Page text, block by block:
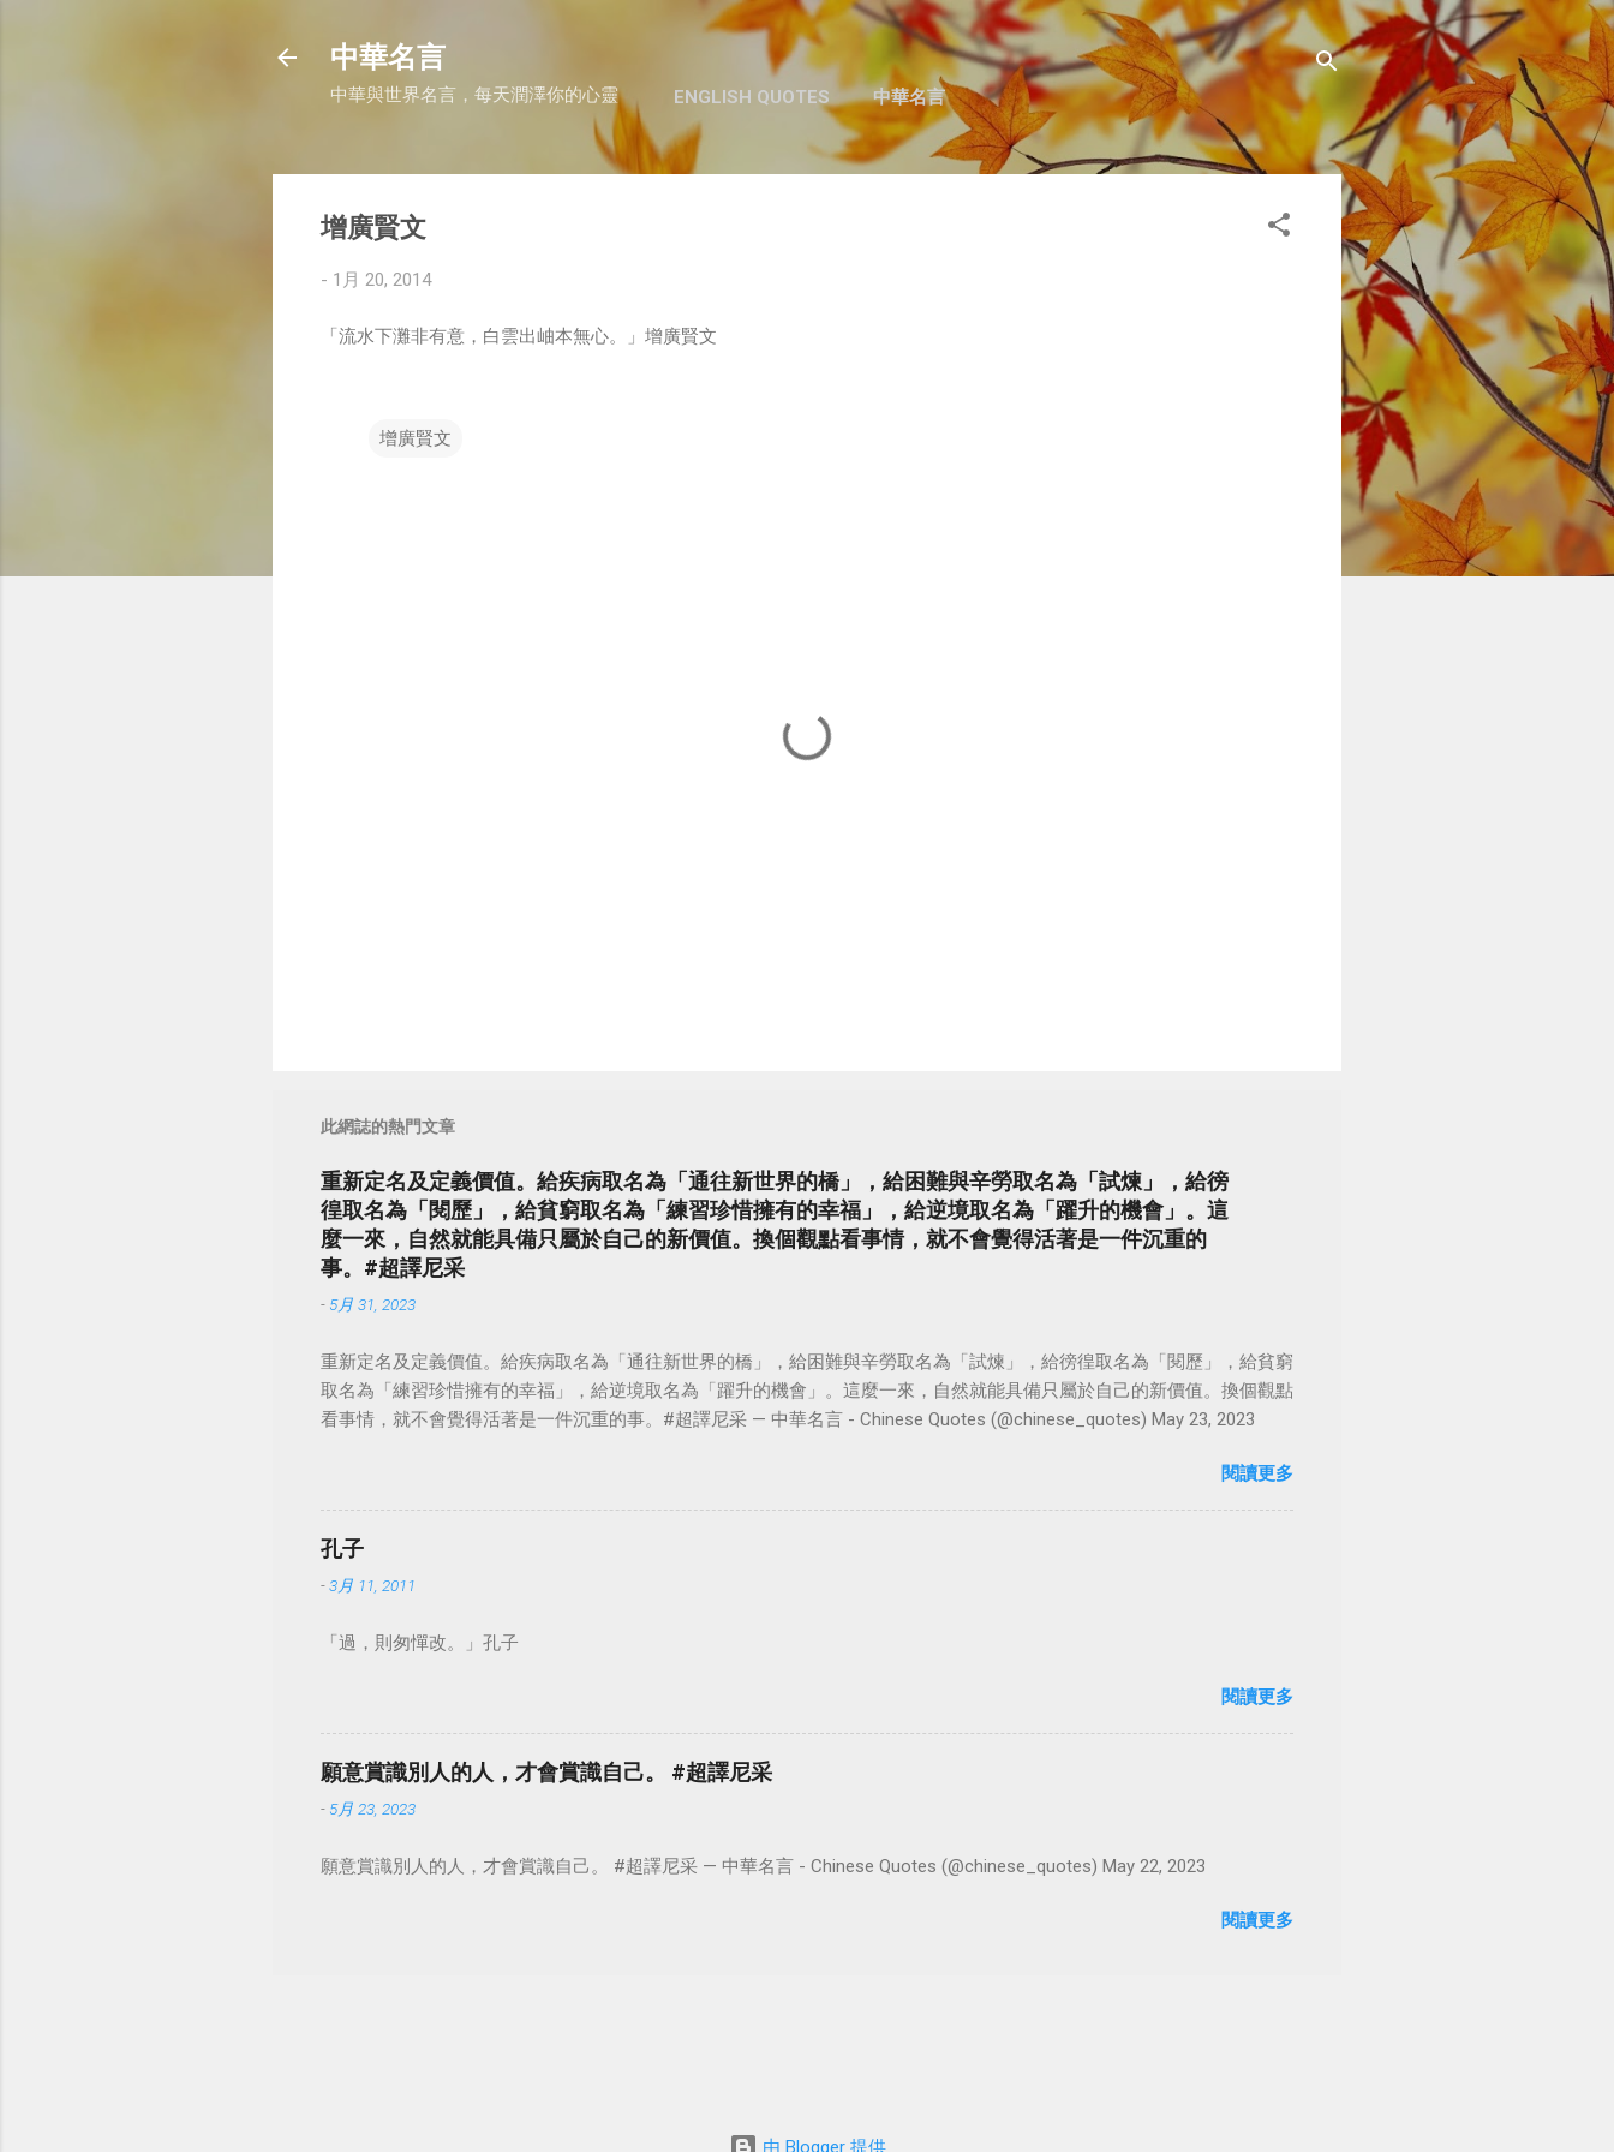
跳至主要內容
中華名言
中華與世界名言，每天潤澤你的心靈 ENGLISH QUOTES 中華名言
增廣賢文
- 1月 20, 2014
「流水下灘非有意，白雲出岫本無心。」增廣賢文
增廣賢文
此網誌的熱門文章
重新定名及定義價值。給疾病取名為「通往新世界的橋」，給困難與辛勞取名為「試煉」，給徬
徨取名為「閱歷」，給貧窮取名為「練習珍惜擁有的幸福」，給逆境取名為「躍升的機會」。這
麼一來，自然就能具備只屬於自己的新價值。換個觀點看事情，就不會覺得活著是一件沉重的
事。#超譯尼采
- 5月 31, 2023
重新定名及定義價值。給疾病取名為「通往新世界的橋」，給困難與辛勞取名為「試煉」，給徬徨取名為「閱歷」，給貧窮
取名為「練習珍惜擁有的幸福」，給逆境取名為「躍升的機會」。這麼一來，自然就能具備只屬於自己的新價值。換個觀點
看事情，就不會覺得活著是一件沉重的事。#超譯尼采 — 中華名言 - Chinese Quotes (@chinese_quotes) May 23, 2023
閱讀更多
孔子
-3月 11, 2011
「過，則匆憚改。」孔子
閱讀更多
願意賞識別人的人，才會賞識自己。 #超譯尼采
- 5月 23, 2023
願意賞識別人的人，才會賞識自己。 #超譯尼采 — 中華名言 - Chinese Quotes (@chinese_quotes) May 22, 2023
閱讀更多
由 Blogger 提供